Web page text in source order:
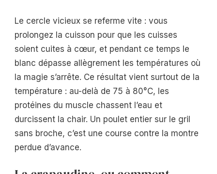
Le cercle vicieux se referme vite : vous
prolongez la cuisson pour que les cuisses
soient cuites à cœur, et pendant ce temps le
blanc dépasse allègrement les températures où
la magie s’arrête. Ce résultat vient surtout de la
température : au-delà de 75 à 80°C, les
protéines du muscle chassent l’eau et
durcissent la chair. Un poulet entier sur le gril
sans broche, c’est une course contre la montre
perdue d’avance.